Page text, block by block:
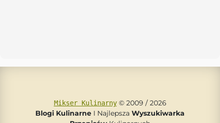
Mikser Kulinarny© 2009 / 2026
Blogi Kulinarne I Najlepsza Wyszukiwarka